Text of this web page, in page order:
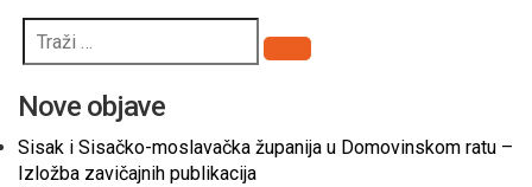
Pretraži
Nove objave
Sisak i Sisačko-moslavačka županija u Domovinskom ratu –
Izložba zavičajnih publikacija